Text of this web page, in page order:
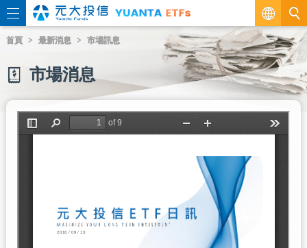
繁
EN
首頁 最新消息 市場訊息
市場消息